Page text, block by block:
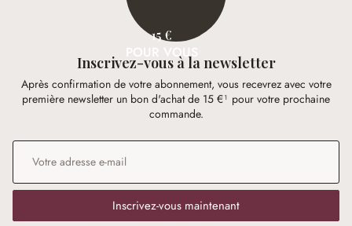
15 €
POUR VOUS
Inscrivez-vous à la newsletter
Après confirmation de votre abonnement, vous recevrez avec votre
première newsletter un bon d'achat de 15 €¹ pour votre prochaine
commande.
Adresse e-mail
Inscrivez-vous maintenant